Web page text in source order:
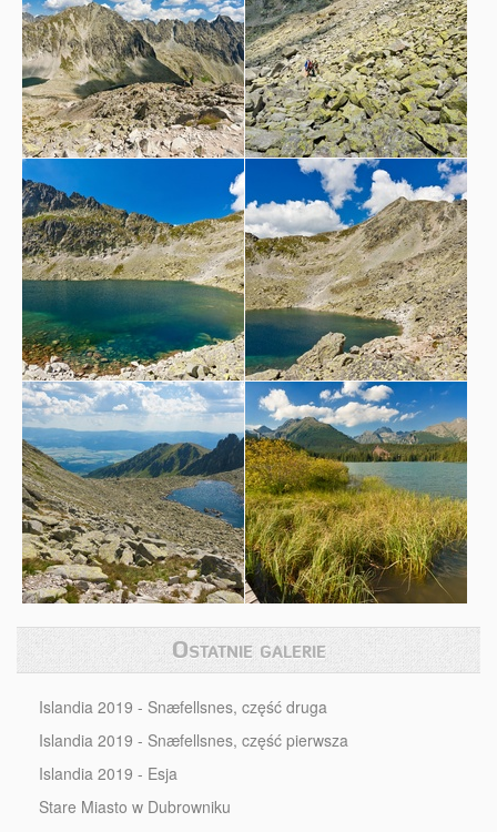
Ostatnie galerie
Islandia 2019 - Snæfellsnes, część druga
Islandia 2019 - Snæfellsnes, część pierwsza
Islandia 2019 - Esja
Stare Miasto w Dubrowniku